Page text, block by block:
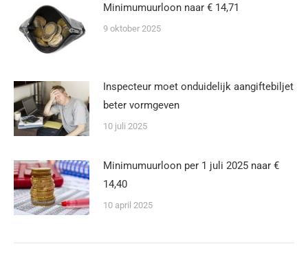
Minimumuurloon naar € 14,71
9 oktober 2025
Inspecteur moet onduidelijk aangiftebiljet
beter vormgeven
10 juli 2025
Minimumuurloon per 1 juli 2025 naar €
14,40
10 april 2025